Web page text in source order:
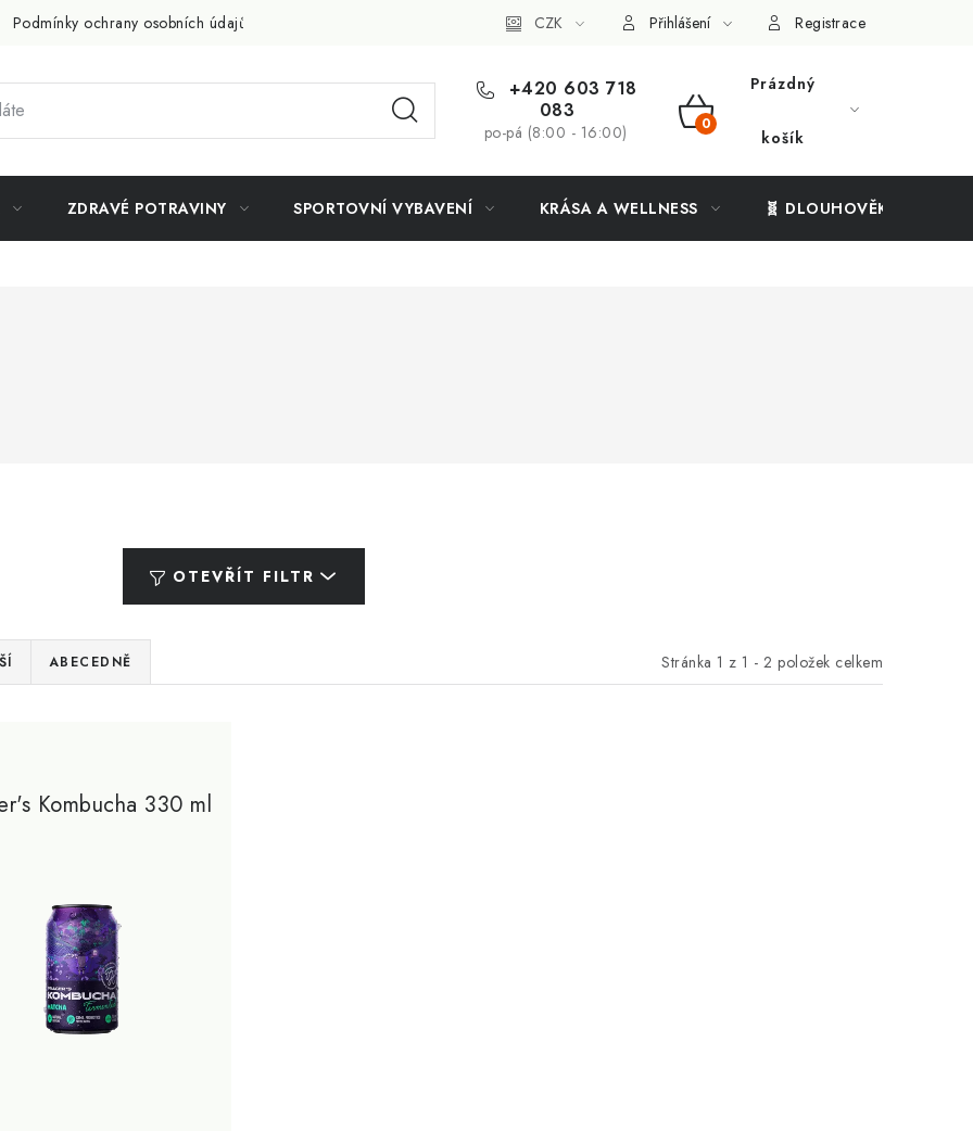
Podmínky ochrany osobních údajů Slevový systém Vše o nákupu
CZK Přihlášení Registrace
+420 603 718
083
po-pá (8:00 - 16:00)
NÁKUPNÍ
Prázdný
košík
ZDRAVÉ POTRAVINY SPORTOVNÍ VYBAVENÍ KRÁSA A WELLNESS 🧬 DLOUHOVĚKOST
OTEVŘÍT FILTR
Stránka 1 z 1 - 2 položek celkem
ABECEDNĚ
Kombucha 330 ml